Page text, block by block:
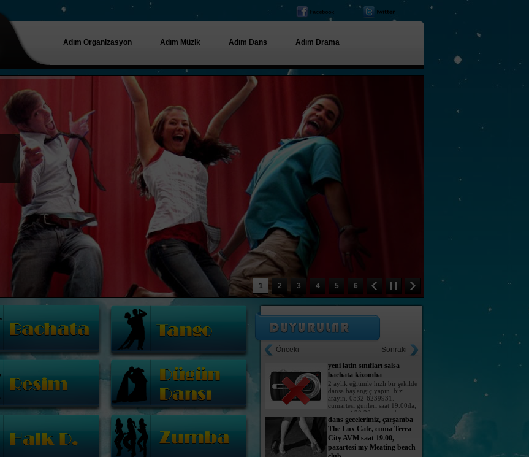
Adım Organizasyon Adım Müzik Adım Dans Adım Drama
1 2 3 4 5 6
Önceki Sonraki
dans gecelerimiz, çarşamba
The Lux Cafe, cuma Terra
City AVM saat 19.00,
pazartesi my Meating beach
oyun havaları, roman
İÇİN.
DERSLERİ AÇILIYOR. hafta içi ve hafta
sonu.AYRINTILI BİLGİ İÇİN: 0242-312-16-16
FOLK DANCE
bachata kizomba
2 aylık eğitimle hızlı bir şekilde
dansa başlangıç yapın. bizi
cumartesi günleri saat 19.00da,
dans gecelerimiz, çarşamba
The Lux Cafe, cuma Terra
City AVM saat 19.00,
pazartesi my Meating beach
club
düğün dansları, vals, zeybek
dersleri
düğün giriş dansı, zeybek ,
harmandalı, çerkez dansları,
oyun havaları, roman